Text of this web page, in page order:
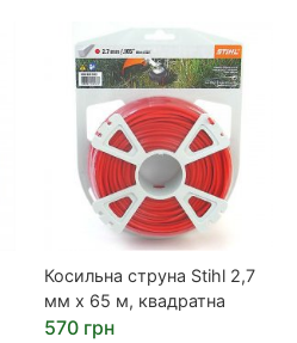
Косильна струна Stihl 2,7
мм х 65 м, квадратна
570 грн